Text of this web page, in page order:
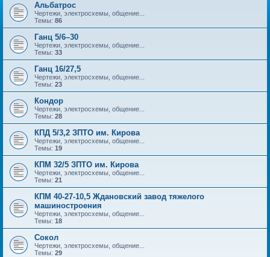
Альбатрос
Чертежи, электросхемы, общение...
Темы: 86
Ганц 5/6–30
Чертежи, электросхемы, общение...
Темы: 33
Ганц 16/27,5
Чертежи, электросхемы, общение...
Темы: 23
Кондор
Чертежи, электросхемы, общение...
Темы: 28
КПД 5/3,2 ЗПТО им. Кирова
Чертежи, электросхемы, общение...
Темы: 19
КПМ 32/5 ЗПТО им. Кирова
Чертежи, электросхемы, общение...
Темы: 21
КПМ 40-27-10,5 Ждановский завод тяжелого
машиностроения
Чертежи, электросхемы, общение...
Темы: 18
Сокол
Чертежи, электросхемы, общение...
Темы: 29